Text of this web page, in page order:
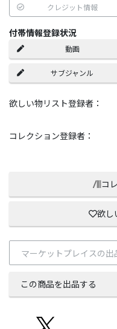
クレジット情報
付帯情報登録状況
動画
サブジャンル
欲しい物リスト登録者：
コレクション登録者：
コ
欲し
マーケットプレイスの出
この商品を出品する